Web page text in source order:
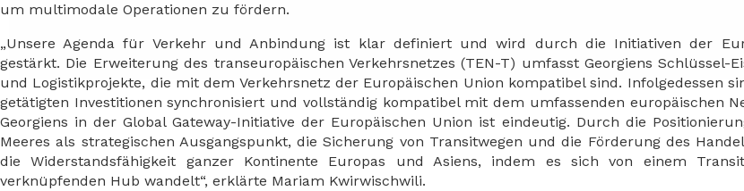
um multimodale Operationen zu fördern.
„Unsere Agenda für Verkehr und Anbindung ist klar definiert und wird durch die Initiativen der
gestärkt. Die Erweiterung des transeuropäischen Verkehrsnetzes (TEN-T) umfasst Georgiens Schlüssel-
und Logistikprojekte, die mit dem Verkehrsnetz der Europäischen Union kompatibel sind. Infolgedessen
getätigten Investitionen synchronisiert und vollständig kompatibel mit dem umfassenden europäischen
Georgiens in der Global Gateway-Initiative der Europäischen Union ist eindeutig. Durch die
Meeres als strategischen Ausgangspunkt, die Sicherung von Transitwegen und die Förderung des
die Widerstandsfähigkeit ganzer Kontinente Europas und Asiens, indem es sich von einem
verknüpfenden Hub wandelt“, erklärte Mariam Kwirwischwili.